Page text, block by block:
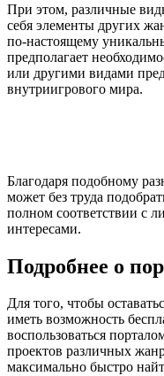
При этом, различные
себя элементы других
по-настоящему
предполагает
или другими видами
внутриигрового мира.
Благодаря подобному
может без труда
полном соответствии с
интересами.
Подробнее о
Для того, чтобы
иметь возможность
воспользоваться
проектов различных
максимально быстро